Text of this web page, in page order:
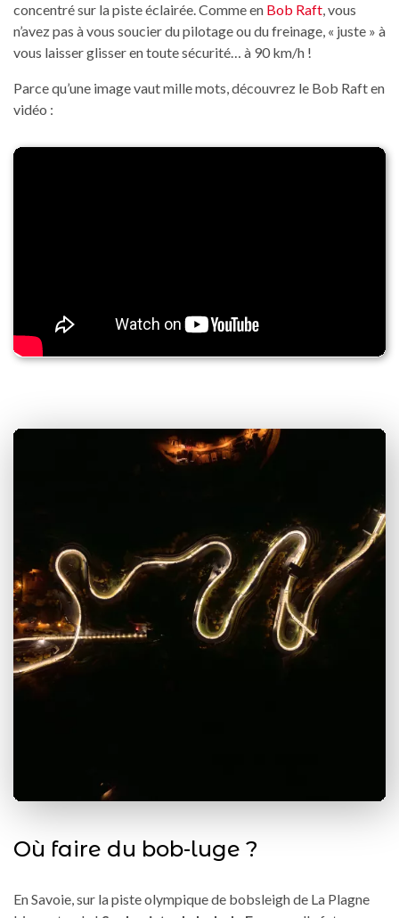
concentré sur la piste éclairée. Comme en Bob Raft, vous
n’avez pas à vous soucier du pilotage ou du freinage, « juste » à
vous laisser glisser en toute sécurité… à 90 km/h !
Parce qu’une image vaut mille mots, découvrez le Bob Raft en
vidéo :
Où faire du bob-luge ?
En Savoie, sur la piste olympique de bobsleigh de La Plagne